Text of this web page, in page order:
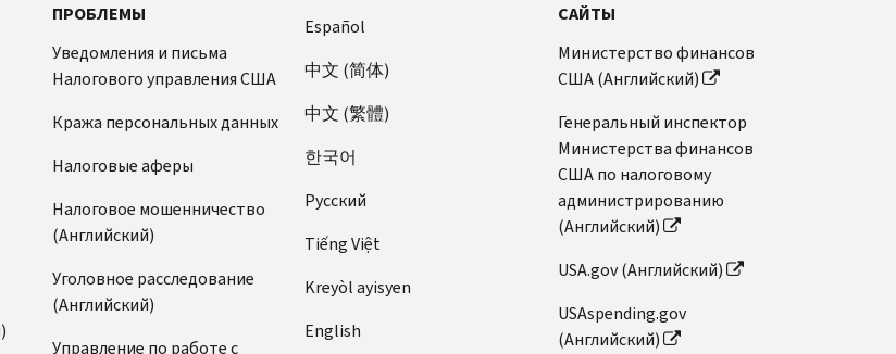
ПРОБЛЕМЫ
Уведомления и письма
Налогового управления США
Кража персональных данных
Налоговые аферы
Налоговое мошенничество
(Английский)
Уголовное расследование
(Английский)
Управление по работе с
Español
中文 (简体)
中文 (繁體)
한국어
Pусский
Tiếng Việt
Kreyòl ayisyen
English
САЙТЫ
Министерство финансов
США (Английский)
Генеральный инспектор
Министерства финансов
США по налоговому
администрированию
(Английский)
USA.gov (Английский)
USAspending.gov
(Английский)